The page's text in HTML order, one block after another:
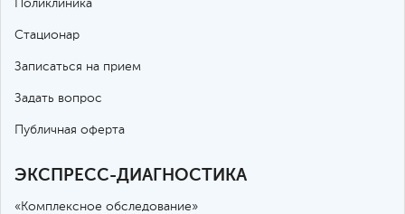
Поликлиника
Стационар
Записаться на прием
Задать вопрос
Публичная оферта
ЭКСПРЕСС-ДИАГНОСТИКА
«Комплексное обследование»